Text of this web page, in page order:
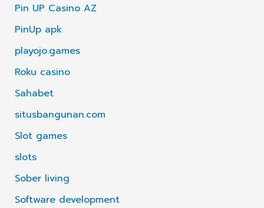
Pin UP Casino AZ
PinUp apk
playojo.games
Roku casino
Sahabet
situsbangunan.com
Slot games
slots
Sober living
Software development